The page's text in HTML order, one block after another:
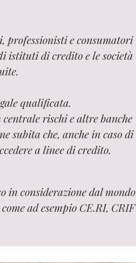
professionisti e consumatori
istituti di credito e le società
qualificata.
rischi e altre banche
subita che, anche in caso di
a linee di credito.
in considerazione dal mondo
ad esempio CE.RI, CRIF